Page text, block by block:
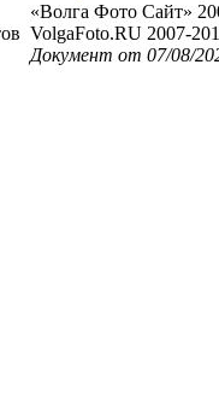
«Волга Фото Сайт»
VolgaFoto.RU 2007-
Документ от 07/08/